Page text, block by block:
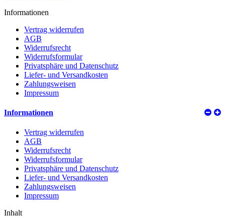
Informationen
Vertrag widerrufen
AGB
Widerrufsrecht
Widerrufsformular
Privatsphäre und Datenschutz
Liefer- und Versandkosten
Zahlungsweisen
Impressum
Informationen
Vertrag widerrufen
AGB
Widerrufsrecht
Widerrufsformular
Privatsphäre und Datenschutz
Liefer- und Versandkosten
Zahlungsweisen
Impressum
Inhalt